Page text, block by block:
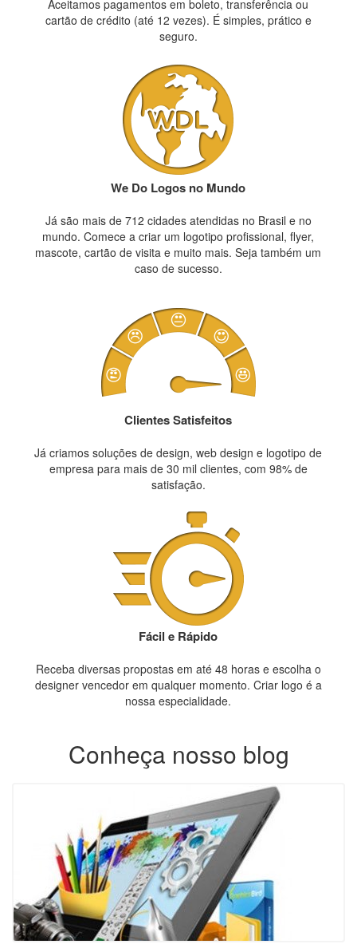
Aceitamos pagamentos em boleto, transferência ou
cartão de crédito (até 12 vezes). É simples, prático e
seguro.
We Do Logos no Mundo
Já são mais de 712 cidades atendidas no Brasil e no
mundo. Comece a criar um logotipo profissional, flyer,
mascote, cartão de visita e muito mais. Seja também um
caso de sucesso.
Clientes Satisfeitos
Já criamos soluções de design, web design e logotipo de
empresa para mais de 30 mil clientes, com 98% de
satisfação.
Fácil e Rápido
Receba diversas propostas em até 48 horas e escolha o
designer vencedor em qualquer momento. Criar logo é a
nossa especialidade.
Conheça nosso blog